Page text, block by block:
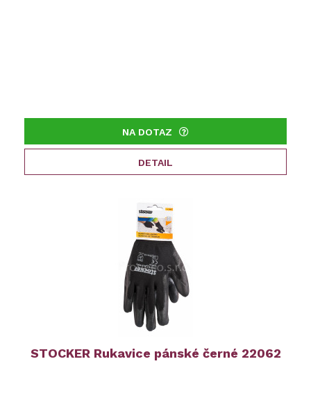
NA DOTAZ
DETAIL
STOCKER Rukavice pánské černé 22062